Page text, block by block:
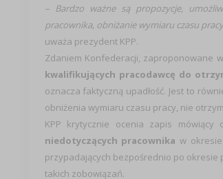
– Bardzo ważne są propozycje,
pracownika, obniżanie wymiaru czasu
uważa prezydent KPP.
Zdaniem Konfederacji, zaproponowane
kwalifikujących pracodawcę do
oznacza faktyczną upadłość. Jest to
obniżenia wymiaru czasu pracy, nie
KPP krytycznie ocenia zapis mówiący
niedotyczących pracownika w
przypadających bezpośrednio po okresie
takich zobowiązań.